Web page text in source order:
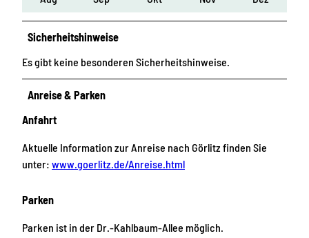
Sicherheitshinweise
Es gibt keine besonderen Sicherheitshinweise.
Anreise & Parken
Anfahrt
Aktuelle Information zur Anreise nach Görlitz finden Sie
unter: www.goerlitz.de/Anreise.html
Parken
Parken ist in der Dr.-Kahlbaum-Allee möglich.